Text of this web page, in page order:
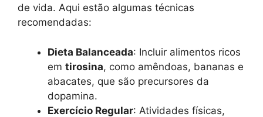
de vida. Aqui estão algumas técnicas
recomendadas:
Dieta Balanceada: Incluir alimentos ricos
em tirosina, como amêndoas, bananas e
abacates, que são precursores da
dopamina.
Exercício Regular: Atividades físicas,